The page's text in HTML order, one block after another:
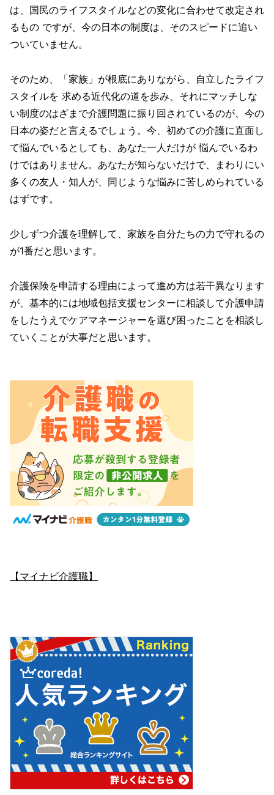
は、国民のライフスタイルなどの変化に合わせて改定され
るもの ですが、今の日本の制度は、そのスピードに追い
ついていません。
そのため、「家族」が根底にありながら、自立したライフ
スタイルを 求める近代化の道を歩み、それにマッチしな
い制度のはざまで介護問題に振り回されているのが、今の
日本の姿だと言えるでしょう。今、初めての介護に直面し
て悩んでいるとしても、あなた一人だけが 悩んでいるわ
けではありません。あなたが知らないだけで、まわりにい
多くの友人・知人が、同じような悩みに苦しめられている
はずです。
少しずつ介護を理解して、家族を自分たちの力で守れるの
が1番だと思います。
介護保険を申請する理由によって進め方は若干異なります
が、基本的には地域包括支援センターに相談して介護申請
をしたうえでケアマネージャーを選び困ったことを相談し
ていくことが大事だと思います。
【マイナビ介護職】